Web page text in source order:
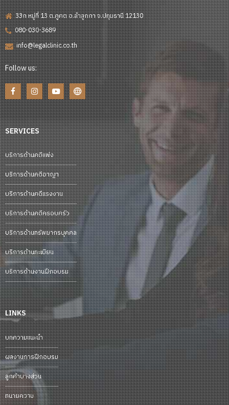
33ก หมู่ที่ 13 ต.คูคต อ.ลำลูกกา จ.ปทุมธานี 12130
080-030-3689
info@legalclinic.co.th
Follow us:
SERVICES
บริการด้านคดีแพ่ง
บริการด้านคดีอาญา
บริการด้านคดีแรงงาน
บริการด้านคดีครอบครัว
บริการด้านทรัพยากรบุคคล
บริการด้านทะเบียน
บริการด้านงานฝึกอบรม
LINKS
บทความแนะนำ
ผลงานการฝึกอบรม
ลูกค้าบางส่วน
ทนายความ